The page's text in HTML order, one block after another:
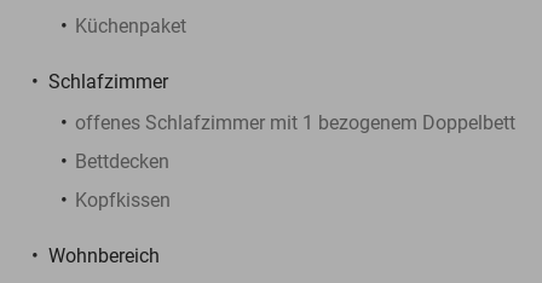
Küchenpaket
Schlafzimmer
offenes Schlafzimmer mit 1 bezogenem Doppelbett
Bettdecken
Kopfkissen
Wohnbereich